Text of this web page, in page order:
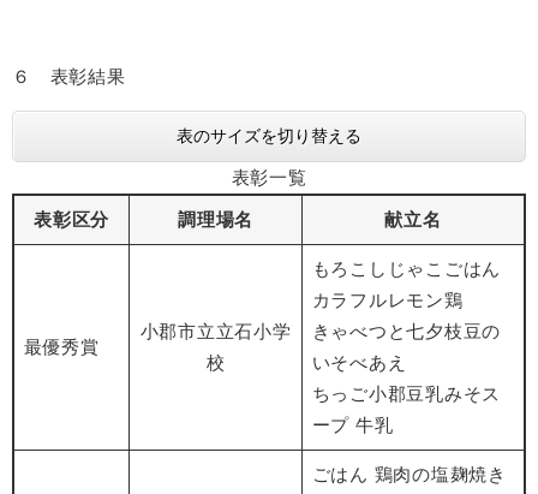
６ 表彰結果
表のサイズを切り替える
表彰一覧
表彰区分 調理場名 献立名
最優秀賞
小郡市立立石小学
校
もろこしじゃこごはん
カラフルレモン鶏
きゃべつと七夕枝豆の
いそべあえ
ちっご小郡豆乳みそス
ープ 牛乳
ごはん 鶏肉の塩麹焼き